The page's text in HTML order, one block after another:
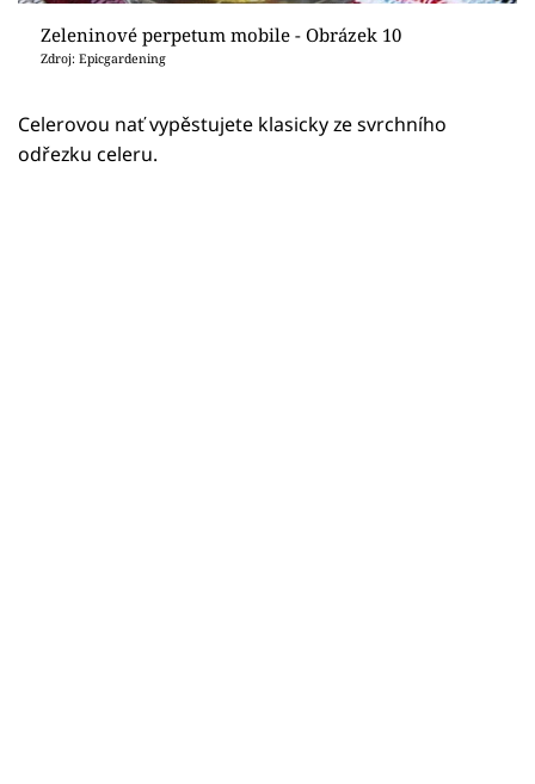
Zeleninové perpetum mobile - Obrázek 10
Zdroj: Epicgardening
Celerovou nať vypěstujete klasicky ze svrchního
odřezku celeru.